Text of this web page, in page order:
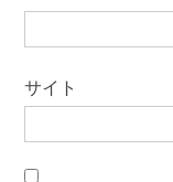
サイト